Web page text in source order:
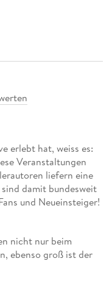
erlebt hat, weiss es:
Veranstaltungen
liefern eine
damit bundesweit
und Neueinsteiger!
nicht nur beim
ebenso groß ist der